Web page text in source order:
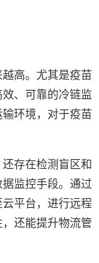
高。尤其是疫苗
、可靠的冷链监
环境，对于疫苗
存在检测盲区和
监控手段。通过
平台，进行远程
还能提升物流管